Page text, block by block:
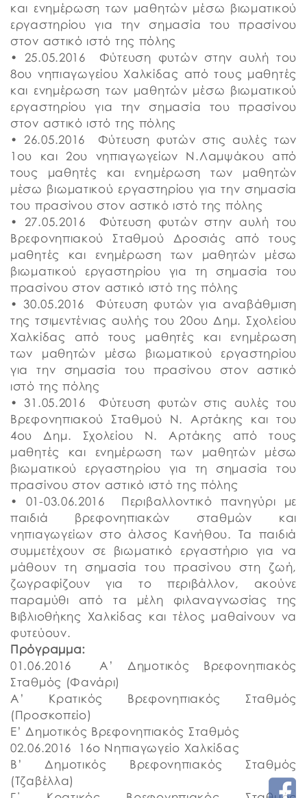
και ενημέρωση των μαθητών μέσω βιωματικού
εργαστηρίου για την σημασία του πρασίνου
στον αστικό ιστό της πόλης
• 25.05.2016 Φύτευση φυτών στην αυλή του
8ου νηπιαγωγείου Χαλκίδας από τους μαθητές
και ενημέρωση των μαθητών μέσω βιωματικού
εργαστηρίου για την σημασία του πρασίνου
στον αστικό ιστό της πόλης
• 26.05.2016 Φύτευση φυτών στις αυλές των
1ου και 2ου νηπιαγωγείων Ν.Λαμψάκου από
τους μαθητές και ενημέρωση των μαθητών
μέσω βιωματικού εργαστηρίου για την σημασία
του πρασίνου στον αστικό ιστό της πόλης
• 27.05.2016 Φύτευση φυτών στην αυλή του
Βρεφονηπιακού Σταθμού Δροσιάς από τους
μαθητές και ενημέρωση των μαθητών μέσω
βιωματικού εργαστηρίου για τη σημασία του
πρασίνου στον αστικό ιστό της πόλης
• 30.05.2016 Φύτευση φυτών για αναβάθμιση
της τσιμεντένιας αυλής του 20ου Δημ. Σχολείου
Χαλκίδας από τους μαθητές και ενημέρωση
των μαθητών μέσω βιωματικού εργαστηρίου
για την σημασία του πρασίνου στον αστικό
ιστό της πόλης
• 31.05.2016 Φύτευση φυτών στις αυλές του
Βρεφονηπιακού Σταθμού Ν. Αρτάκης και του
4ου Δημ. Σχολείου Ν. Αρτάκης από τους
μαθητές και ενημέρωση των μαθητών μέσω
βιωματικού εργαστηρίου για τη σημασία του
πρασίνου στον αστικό ιστό της πόλης
• 01-03.06.2016 Περιβαλλοντικό πανηγύρι με
παιδιά βρεφονηπιακών σταθμών και
νηπιαγωγείων στο άλσος Κανήθου. Τα παιδιά
συμμετέχουν σε βιωματικό εργαστήριο για να
μάθουν τη σημασία του πρασίνου στη ζωή,
ζωγραφίζουν για το περιβάλλον, ακούνε
παραμύθι από τα μέλη φιλαναγνωσίας της
Βιβλιοθήκης Χαλκίδας και τέλος μαθαίνουν να
φυτεύουν.
Πρόγραμμα:
01.06.2016 Α’ Δημοτικός Βρεφονηπιακός
Σταθμός (Φανάρι)
Α’ Κρατικός Βρεφονηπιακός Σταθμός
(Προσκοπείο)
Ε’ Δημοτικός Βρεφονηπιακός Σταθμός
02.06.2016 16ο Νηπιαγωγείο Χαλκίδας
Β’ Δημοτικός Βρεφονηπιακός Σταθμός
(Τζαβέλλα)